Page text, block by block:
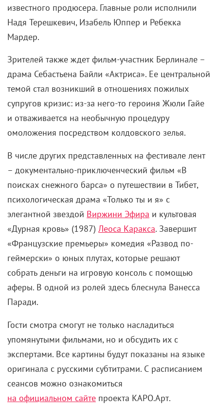
известного продюсера. Главные роли исполнили
Надя Терешкевич, Изабель Юппер и Ребекка
Мардер.
Зрителей также ждет фильм-участник Берлинале –
драма Себастьена Байли «Актриса». Ее центральной
темой стал возникший в отношениях пожилых
супругов кризис: из-за него-то героиня Жюли Гайе
и отваживается на необычную процедуру
омоложения посредством колдовского зелья.
В числе других представленных на фестивале лент
– документально-приключенческий фильм «В
поисках снежного барса» о путешествии в Тибет,
психологическая драма «Только ты и я» с
элегантной звездой Виржини Эфира и культовая
«Дурная кровь» (1987) Леоса Каракса. Завершит
«Французские премьеры» комедия «Развод по-
геймерски» о юных плутах, которые решают
собрать деньги на игровую консоль с помощью
аферы. В одной из ролей здесь блеснула Ванесса
Паради.
Гости смотра смогут не только насладиться
упомянутыми фильмами, но и обсудить их с
экспертами. Все картины будут показаны на языке
оригинала с русскими субтитрами. С расписанием
сеансов можно ознакомиться
на официальном сайте проекта КАРО.Арт.